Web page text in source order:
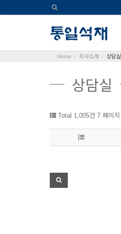
Home 회사소개 상담실
상담실
Total 1,005건 7 페이지